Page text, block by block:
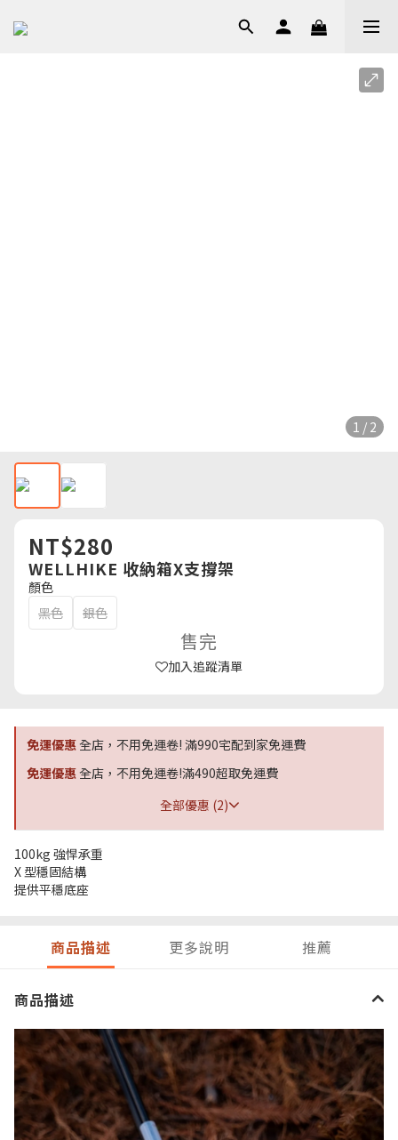
1 / 2
NT$280
WELLHIKE 收納箱X支撐架
顏色
黑色
銀色
售完
加入追蹤清單
免運優惠全店，不用免運卷! 滿990宅配到家免運費
免運優惠全店，不用免運卷!滿490超取免運費
全部優惠 (2)
100kg 強悍承重
X 型穩固結構
提供平穩底座
商品描述 更多說明 推薦
商品描述